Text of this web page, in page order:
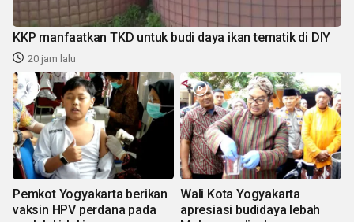
KKP manfaatkan TKD untuk budi daya ikan tematik di DIY
20 jam lalu
Pemkot Yogyakarta berikan
vaksin HPV perdana pada
Wali Kota Yogyakarta
apresiasi budidaya lebah